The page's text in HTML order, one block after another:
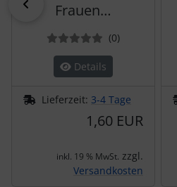
zurückFrauen…
(0Bewertungen
)
Details
Lieferzeit: 3-4 Tage
1,60 EUR
inkl. 19 % MwSt. zzgl.
Versandkosten